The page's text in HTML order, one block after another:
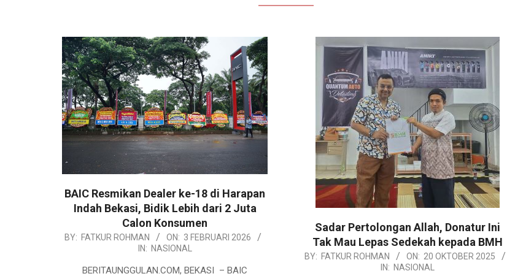
BAIC Resmikan Dealer ke-18 di Harapan
Indah Bekasi, Bidik Lebih dari 2 Juta
Calon Konsumen
2026-
BY: FATKUR ROHMAN ON: 3 FEBRUARI 2026
IN: NASIONAL
BERITAUNGGULAN.COM, BEKASI – BAIC
Sadar Pertolongan Allah, Donatur Ini
Tak Mau Lepas Sedekah kepada BMH
2025-
BY: FATKUR ROHMAN ON: 20 OKTOBER 2025
IN: NASIONAL